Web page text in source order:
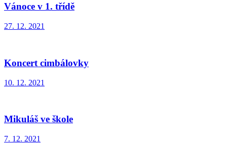
Vánoce v 1. třídě
27. 12. 2021
Koncert cimbálovky
10. 12. 2021
Mikuláš ve škole
7. 12. 2021